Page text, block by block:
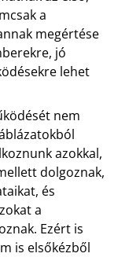
a
megértése
jó
lehet
nem
azokkal,
dolgoznak,
és
a
Ezért is
is elsőkézből